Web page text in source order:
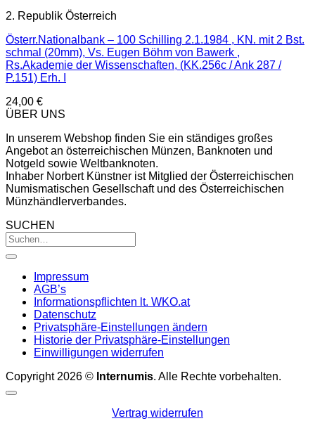
2. Republik Österreich
Österr.Nationalbank – 100 Schilling 2.1.1984 , KN. mit 2 Bst.
schmal (20mm), Vs. Eugen Böhm von Bawerk ,
Rs.Akademie der Wissenschaften, (KK.256c / Ank 287 /
P.151) Erh. I
24,00 €
ÜBER UNS
In unserem Webshop finden Sie ein ständiges großes
Angebot an österreichischen Münzen, Banknoten und
Notgeld sowie Weltbanknoten.
Inhaber Norbert Künstner ist Mitglied der Österreichischen
Numismatischen Gesellschaft und des Österreichischen
Münzhändlerverbandes.
SUCHEN
Impressum
AGB’s
Informationspflichten lt. WKO.at
Datenschutz
Privatsphäre-Einstellungen ändern
Historie der Privatsphäre-Einstellungen
Einwilligungen widerrufen
Copyright 2026 © Internumis. Alle Rechte vorbehalten.
Vertrag widerrufen